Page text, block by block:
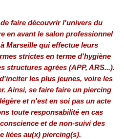
faire découvrir l'univers du
en avant le salon professionnel
Marseille qui effectue leurs
strictes en terme d'hygiène
structures agrées (APP, ARS...).
les plus jeunes, voire les
Ainsi, se faire faire un piercing
et n'est en soi pas un acte
toute responsabilité en cas
et de non-suivi des
liées au(x) piercing(s).